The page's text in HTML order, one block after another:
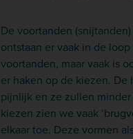
De voortanden
ontstaan er vaak in de
voortanden, maar vaak is
er haken op de kiezen.
pijnlijk en ze zullen
kiezen zien we vaak
elkaar toe. Deze vormen